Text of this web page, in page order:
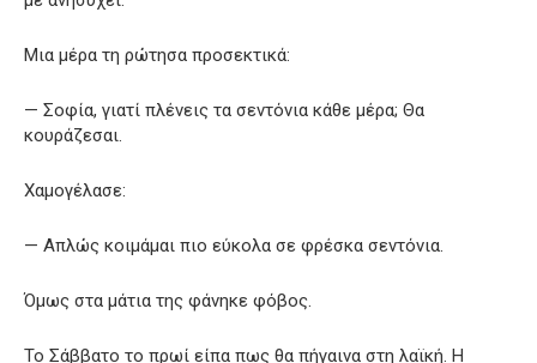
Μια μέρα τη ρώτησα προσεκτικά:
— Σοφία, γιατί πλένεις τα σεντόνια κάθε μέρα; Θα
κουράζεσαι.
Χαμογέλασε:
— Απλώς κοιμάμαι πιο εύκολα σε φρέσκα σεντόνια.
Όμως στα μάτια της φάνηκε φόβος.
Το Σάββατο το πρωί είπα πως θα πήγαινα στη λαϊκή. Η